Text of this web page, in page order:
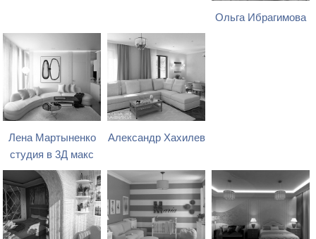
Ольга Ибрагимова
Лена Мартыненко
студия в 3Д макс
Александр Хахилев